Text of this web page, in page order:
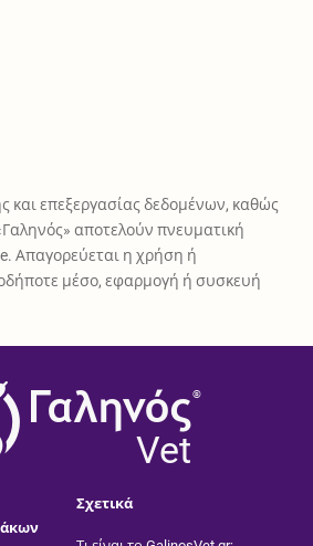
και επεξεργασίας δεδομένων, καθώς
αποτελούν πνευματική
Απαγορεύεται η χρήση ή
μέσο, εφαρμογή ή συσκευή
®
Vet
Σχετικά